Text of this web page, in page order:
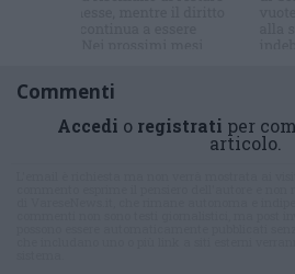
Commenti
Accedi o registrati per
articolo.